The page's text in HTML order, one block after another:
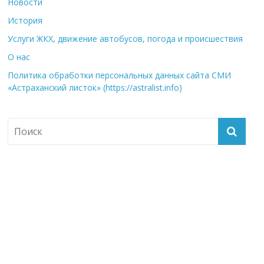
Новости
История
Услуги ЖКХ, движение автобусов, погода и происшествия
О нас
Политика обработки персональных данных сайта СМИ
«Астраханский листок» (https://astralist.info)